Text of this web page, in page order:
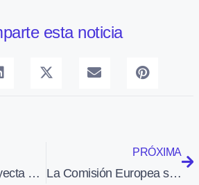
esta noticia
La Generalitat inyecta otros 20 millones de euros en Spanair para evitar su «caída»
PRÓXIMA
La Comisión Europea se opone a la fusión entre Aegean y Olympic Airwys